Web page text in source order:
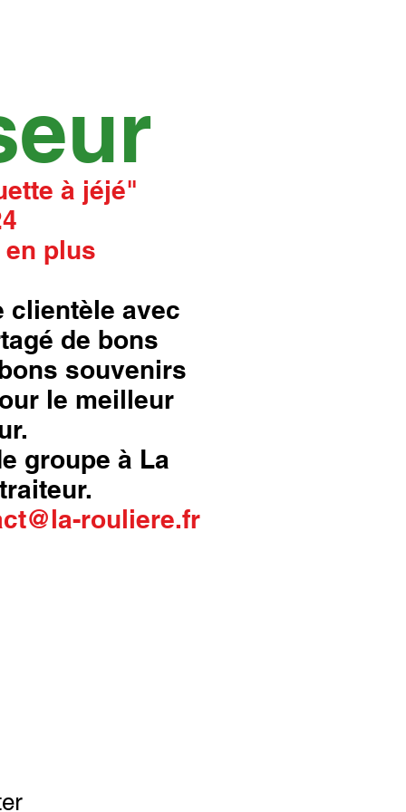
à jéjé"
plus
clientèle avec
de bons
souvenirs
le meilleur
groupe à La
rouliere.fr